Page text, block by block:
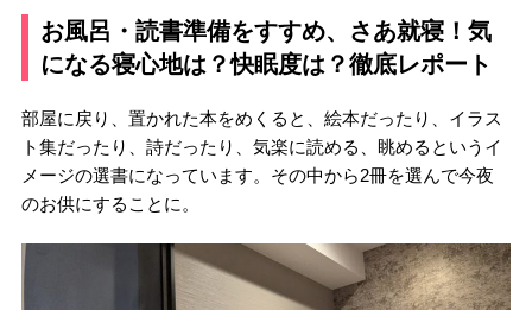
お風呂・読書準備をすすめ、さあ就寝！気
になる寝心地は？快眠度は？徹底レポート
部屋に戻り、置かれた本をめくると、絵本だったり、イラス
ト集だったり、詩だったり、気楽に読める、眺めるというイ
メージの選書になっています。その中から2冊を選んで今夜
のお供にすることに。